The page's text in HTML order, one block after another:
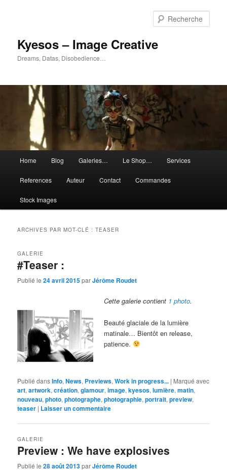
Kyesos – Image Creative
Dreams, Datas, Disobedience…
principal
Home Blog Galeries… Le Shop… Services
References Auteur Contact Commandes
Stock Images
ARCHIVES PAR MOT-CLÉ :TEASER
#Teaser :
GALERIE
Publié le24 avril 2015parJérôme Roudet
Cette galerie contient 1 photo.
Beauté glaciale de la lumière
matinale… Bientôt en release,
patience.
Publié dansInfo,News, Previews,Work in progress... | Marqué avec
art,artwork,création,glamour,image,kyesos,lumière,matin,
nouveau,photo,photographe,photographie,portrait,preview,
teaser | Laisser un commentaire
Preview : We have explosives
GALERIE
Publié le28 août 2013parJérôme Roudet